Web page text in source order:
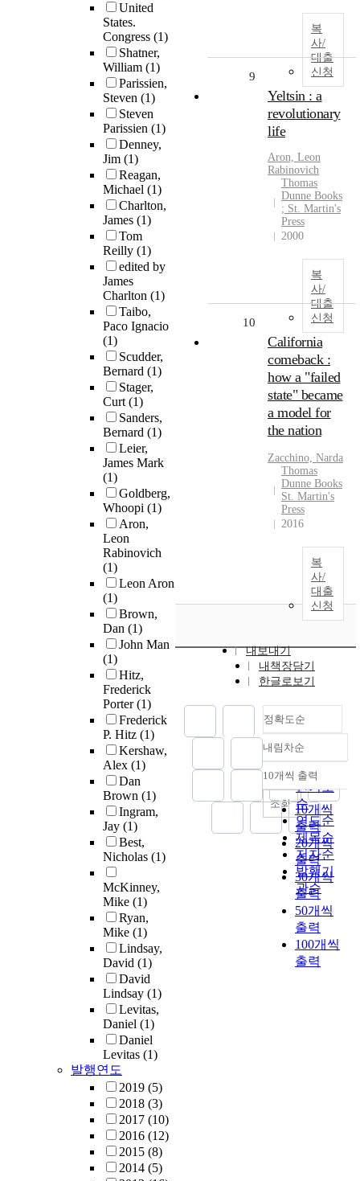
United
States.
Congress (1)
Shatner,
William (1)
Parissien,
Steven (1)
Steven
Parissien (1)
Denney,
Jim (1)
Reagan,
Michael (1)
Charlton,
James (1)
Tom
Reilly (1)
edited by
James
Charlton (1)
Taibo,
Paco Ignacio
(1)
Scudder,
Bernard (1)
Stager,
Curt(1)
Sanders,
Bernard (1)
Leier,
James Mark
(1)
Goldberg,
Whoopi (1)
Aron,
Leon
Rabinovich
(1)
Leon Aron
(1)
Brown,
Dan (1)
John Man
(1)
Hitz,
Frederick
Porter(1)
Frederick
P. Hitz (1)
Kershaw,
Alex (1)
Dan
Brown (1)
Ingram,
Jay (1)
Best,
Nicholas (1)
McKinney,
Mike (1)
Ryan,
Mike (1)
Lindsay,
David (1)
David
Lindsay (1)
Levitas,
Daniel (1)
Daniel
Levitas (1)
발행연도
2019 (5)
2018 (3)
2017 (10)
2016 (12)
2015 (8)
2014 (5)
복
사/
대출
신청
9
Yeltsin : a
revolutionary
life
Aron, Leon
Rabinovich
Thomas
Dunne Books
; St. Martin's
Press
2000
복
사/
대출
신청
10
California
comeback :
how a "failed
state" became
a model for
the nation
Zacchino, Narda
Thomas
Dunne Books
St. Martin's
Press
2016
복
사/
대출
신청
내보내기
내책장담기
한글로보기
정확도순
정확도
순
인기도
순
연도순
제목순
저자순
발행기
관순
내림차순
내림차순
10개씩 출력
10개씩
출력
20개씩
출력
30개씩
출력
50개씩
출력
100개씩
출력
조회